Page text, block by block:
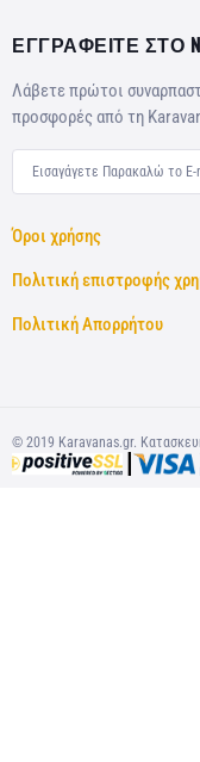
ΕΓΓΡΑΦΕΙΤΕ ΣΤΟ
Λάβετε πρώτοι
προσφορές από τη
Όροι χρήσης
Πολιτική επιστροφής
Πολιτική Απορρήτου
© 2019 Karavanas.gr.